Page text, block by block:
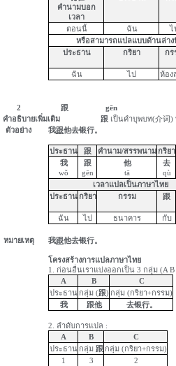
คำนามบอก
เวลา
ตอนนี้ ฉัน ไป
หรือสามารถแปลแบบด้านล่า
ประธาน
กริยา กร
ฉัน
ไป ห้อง
2 跟 gēn
คำอธิบายเพิ่มเติม 跟 เป็นคำบุพบท(介词)
ตัวอย่าง
我跟他去银行。
ประธาน 跟 คำนาม/สรรพนามกริยา
我
wǒ
跟
gēn
他
tā
去
qù
เวลาแปลเป็นภาษาไทย
ประธานกริยา กรรม 跟
ฉัน
ไป ธนาคาร กับ
หมายเหตุ 我跟他去银行。
โครงสร้างการแปลภาษาไทย
1. ก่อนอื่นเราแบ่งออกเป็น 3 กลุ่ม (A
A
B
C
ประธาน กลุ่ม (跟) กลุ่ม (กริยา+กรรม)
我
跟他 去银行。
2. ลำดับการแปล :
A
B
C
ประธาน กลุ่ม 跟 กลุ่ม (กริยา+กรรม)
1
3 2